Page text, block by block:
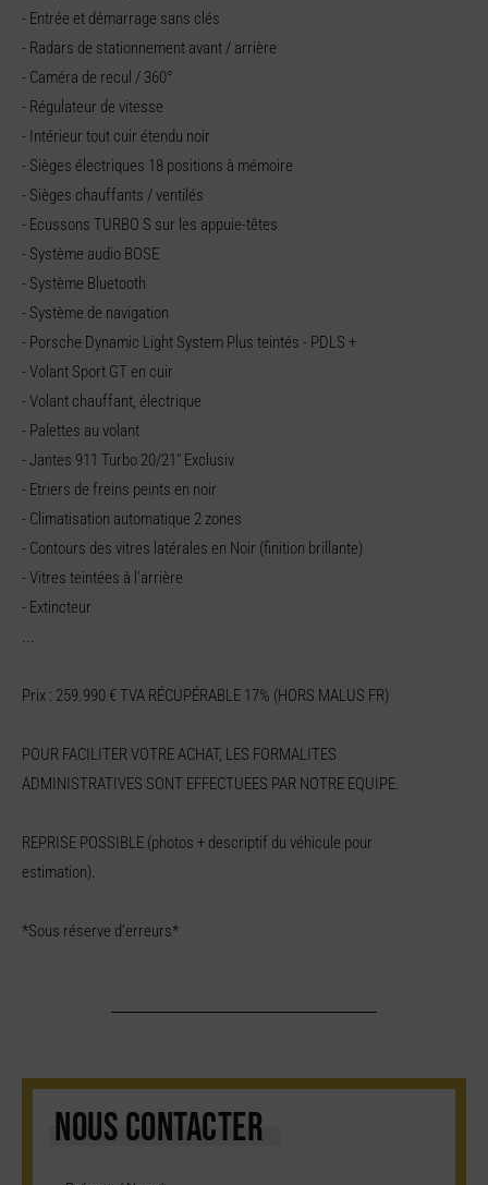
- Entrée et démarrage sans clés
- Radars de stationnement avant / arrière
- Caméra de recul / 360°
- Régulateur de vitesse
- Intérieur tout cuir étendu noir
- Sièges électriques 18 positions à mémoire
- Sièges chauffants / ventilés
- Ecussons TURBO S sur les appuie-têtes
- Système audio BOSE
- Système Bluetooth
- Système de navigation
- Porsche Dynamic Light System Plus teintés - PDLS +
- Volant Sport GT en cuir
- Volant chauffant, électrique
- Palettes au volant
- Jantes 911 Turbo 20/21" Exclusiv
- Etriers de freins peints en noir
- Climatisation automatique 2 zones
- Contours des vitres latérales en Noir (finition brillante)
- Vitres teintées à l'arrière
- Extincteur
...
Prix : 259.990 € TVA RÉCUPÉRABLE 17% (HORS MALUS FR)
POUR FACILITER VOTRE ACHAT, LES FORMALITES
ADMINISTRATIVES SONT EFFECTUEES PAR NOTRE EQUIPE.
REPRISE POSSIBLE (photos + descriptif du véhicule pour
estimation).
*Sous réserve d'erreurs*
NOUS CONTACTER